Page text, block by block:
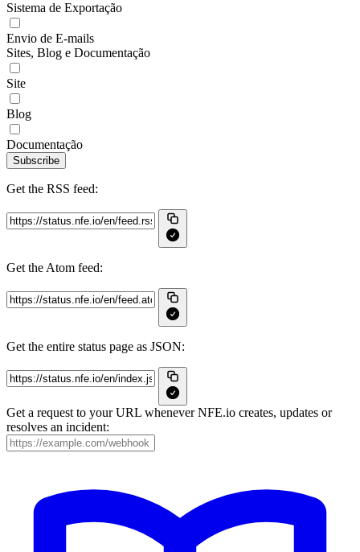
Sistema de Exportação
Envio de E-mails
Sites, Blog e Documentação
Site
Blog
Documentação
Subscribe
Get the RSS feed:
Get the Atom feed:
Get the entire status page as JSON:
Get a request to your URL whenever NFE.io creates, updates or
resolves an incident: